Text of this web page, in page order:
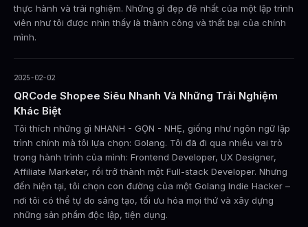
thực hành và trải nghiệm. Những gì đẹp đẽ nhất của một lập trình
viên như tôi được nhìn thấy là thành công và thất bại của chính
mình.
2025-02-02
QRCode Shopee Siêu Nhanh Và Những Trải Nghiệm
Khác Biệt
Tôi thích những gì NHANH - GỌN - NHẸ, giống như ngôn ngữ lập
trình chính mà tôi lựa chọn: Golang. Tôi đã đi qua nhiều vai trò
trong hành trình của mình: Frontend Developer, UX Designer,
Affiliate Marketer, rồi trở thành một Full-stack Developer. Nhưng
đến hiện tại, tôi chọn con đường của một Golang Indie Hacker –
nơi tôi có thể tự do sáng tạo, tối ưu hóa mọi thứ và xây dựng
những sản phẩm độc lập, tiện dụng.